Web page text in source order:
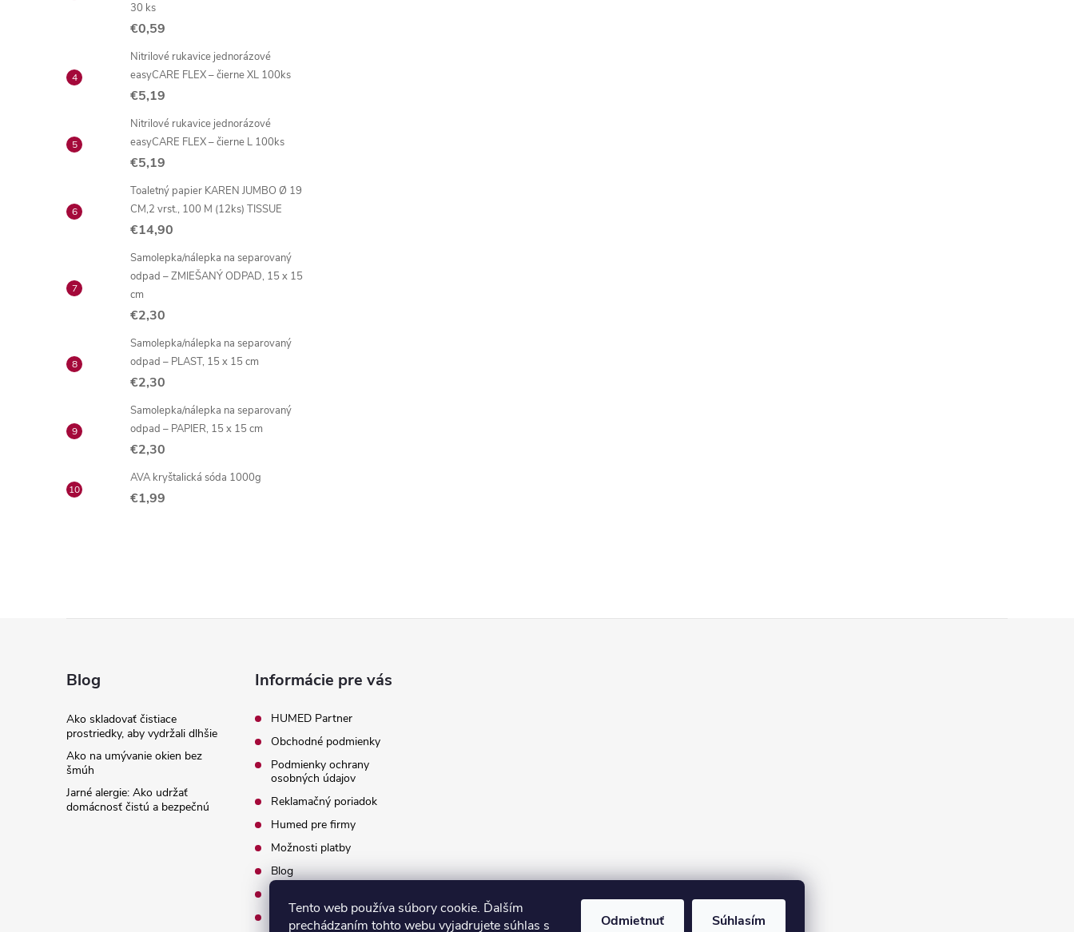
Tento web používa súbory cookie. Ďalším
prechádzaním tohto webu vyjadrujete súhlas s
Odmietnuť Súhlasím
30 ks
€0,59
Nitrilové rukavice jednorázové
easyCARE FLEX – čierne XL 100ks
€5,19
Nitrilové rukavice jednorázové
easyCARE FLEX – čierne L 100ks
€5,19
Toaletný papier KAREN JUMBO Ø 19
CM,2 vrst., 100 M (12ks) TISSUE
€14,90
Samolepka/nálepka na separovaný
odpad – ZMIEŠANÝ ODPAD, 15 x 15
cm
€2,30
Samolepka/nálepka na separovaný
odpad – PLAST, 15 x 15 cm
€2,30
Samolepka/nálepka na separovaný
odpad – PAPIER, 15 x 15 cm
€2,30
AVA kryštalická sóda 1000g
€1,99
Blog
Ako skladovať čistiace
prostriedky, aby vydržali dlhšie
Ako na umývanie okien bez
šmúh
Jarné alergie: Ako udržať
domácnosť čistú a bezpečnú
Informácie pre vás
HUMED Partner
Obchodné podmienky
Podmienky ochrany
osobných údajov
Reklamačný poriadok
Humed pre firmy
Možnosti platby
Blog
Kontakty